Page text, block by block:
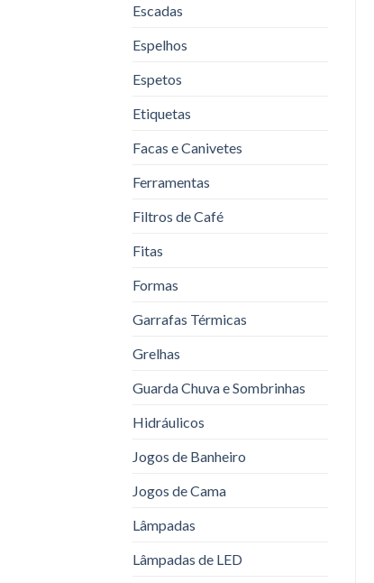
Escadas
Espelhos
Espetos
Etiquetas
Facas e Canivetes
Ferramentas
Filtros de Café
Fitas
Formas
Garrafas Térmicas
Grelhas
Guarda Chuva e Sombrinhas
Hidráulicos
Jogos de Banheiro
Jogos de Cama
Lâmpadas
Lâmpadas de LED